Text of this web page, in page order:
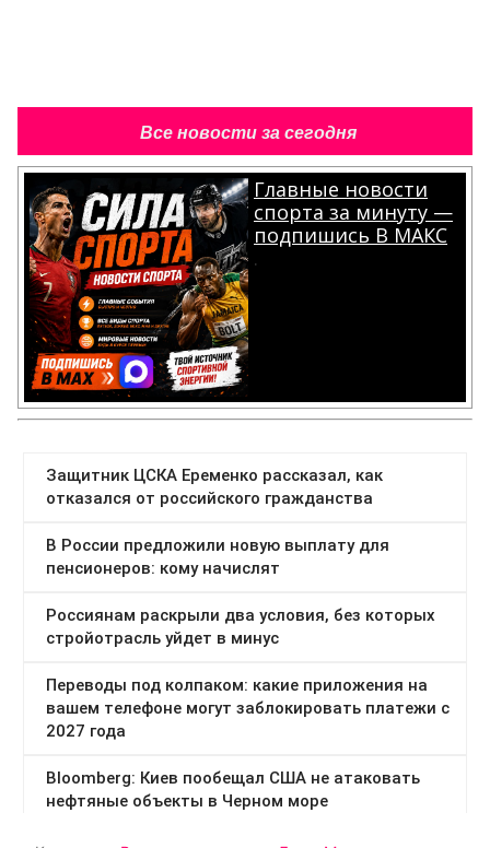
Все новости за сегодня
Главные новости
спорта за минуту —
подпишись В МАКС
.